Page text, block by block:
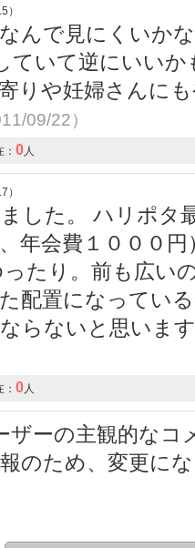
）
んで見にくいか
ていて逆にいいか
りや妊婦さんに
09/22）
0人
）
した。 ハリポタ
年会費１０００
たり。前も広い
配置になってい
らないと思いま
0人
ーの主観的なコ
のため、変更に